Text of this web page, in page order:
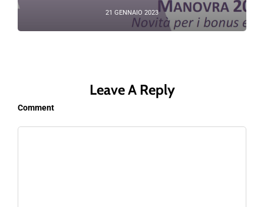
21 GENNAIO 2023
Leave A Reply
Comment